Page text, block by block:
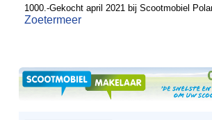
1000.-Gekocht april 2021 bij Scootmobiel
Heel weinig ...
Zoetermeer